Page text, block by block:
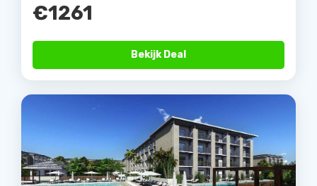
€1261
Bekijk Deal